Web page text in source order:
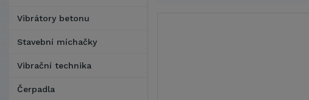
Vibrátory betonu
Stavební míchačky
Vibrační technika
Čerpadla